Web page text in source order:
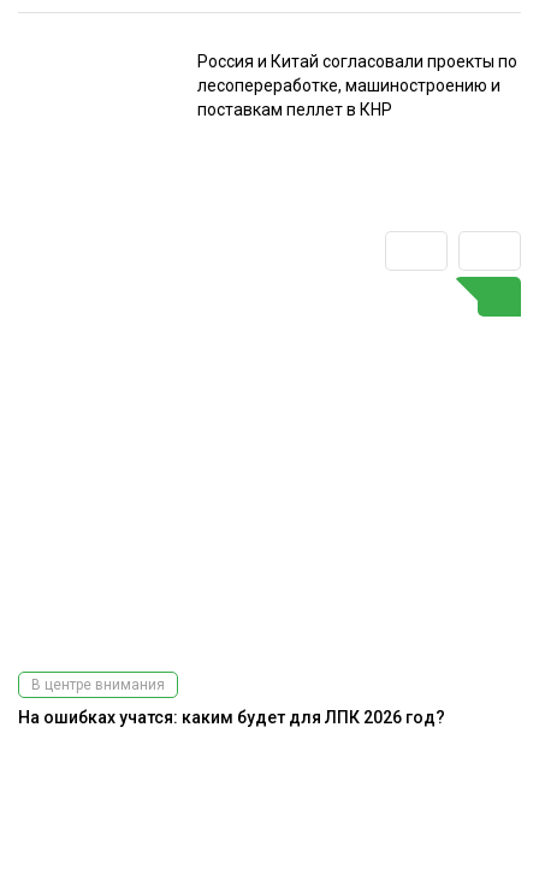
Россия и Китай согласовали проекты по
лесопереработке, машиностроению и
поставкам пеллет в КНР
В центре внимания
На ошибках учатся: каким будет для ЛПК 2026 год?